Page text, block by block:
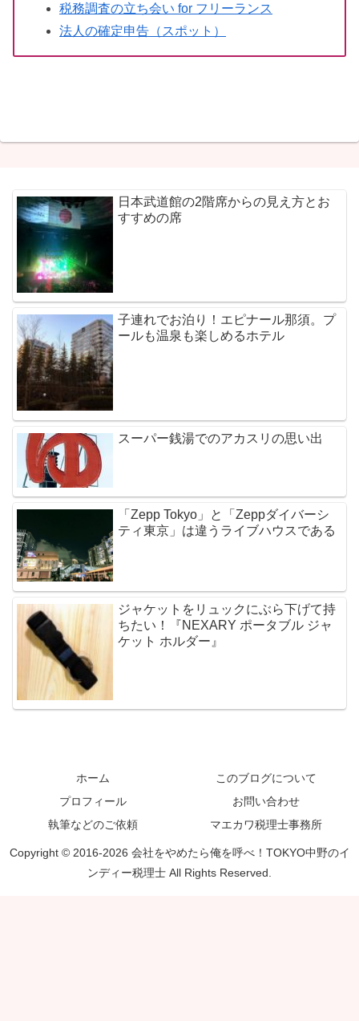
税務調査の立ち会い for フリーランス
法人の確定申告（スポット）
日本武道館の2階席からの見え方とお
すすめの席
子連れでお泊り！エピナール那須。プ
ールも温泉も楽しめるホテル
スーパー銭湯でのアカスリの思い出
「Zepp Tokyo」と「Zeppダイバーシ
ティ東京」は違うライブハウスである
ジャケットをリュックにぶら下げて持
ちたい！『NEXARY ポータブル ジャ
ケット ホルダー』
ホーム
このブログについて
プロフィール
お問い合わせ
執筆などのご依頼
マエカワ税理士事務所
Copyright © 2016-2026 会社をやめたら俺を呼べ！TOKYO中野のイ
ンディー税理士 All Rights Reserved.